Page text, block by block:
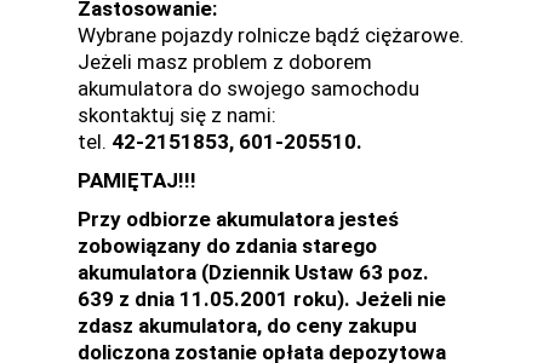
Zastosowanie:
Wybrane pojazdy rolnicze bądź ciężarowe.
Jeżeli masz problem z doborem
akumulatora do swojego samochodu
skontaktuj się z nami:
tel. 42-2151853, 601-205510.
PAMIĘTAJ!!!
Przy odbiorze akumulatora jesteś
zobowiązany do zdania starego
akumulatora (Dziennik Ustaw 63 poz.
639 z dnia 11.05.2001 roku). Jeżeli nie
zdasz akumulatora, do ceny zakupu
doliczona zostanie opłata depozytowa